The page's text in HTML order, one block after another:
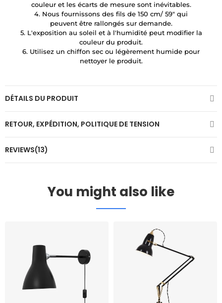
couleur et les écarts de mesure sont inévitables.
4. Nous fournissons des fils de 150 cm/ 59″ qui
peuvent être rallongés sur demande.
5. L'exposition au soleil et à l'humidité peut modifier la
couleur du produit.
6. Utilisez un chiffon sec ou légèrement humide pour
nettoyer le produit.
DÉTAILS DU PRODUIT
RETOUR, EXPÉDITION, POLITIQUE DE TENSION
REVIEWS(13)
You might also like